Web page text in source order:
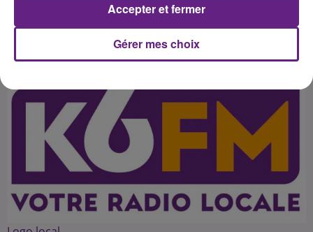
Publié : 25 octobre 2015 à 7h10 par 45
Gérer mes choix
Accepter et fermer